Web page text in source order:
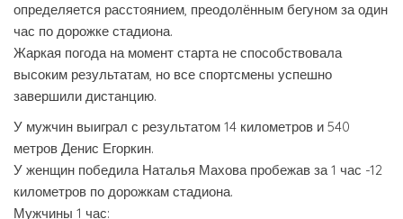
определяется расстоянием, преодолённым бегуном за один
час по дорожке стадиона.
Жаркая погода на момент старта не способствовала
высоким результатам, но все спортсмены успешно
завершили дистанцию.
У мужчин выиграл с результатом 14 километров и 540
метров Денис Егоркин.
У женщин победила Наталья Махова пробежав за 1 час -12
километров по дорожкам стадиона.
Мужчины 1 час: